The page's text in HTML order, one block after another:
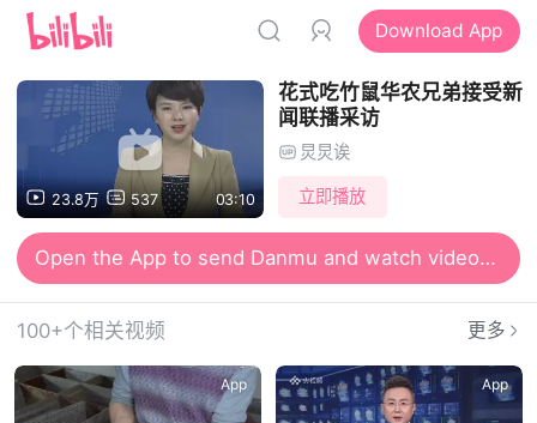
Download App
23.8万 537 03:10
花式吃竹鼠华农兄弟接受新
闻联播采访
炅炅诶
立即播放
Open the App for smooth and high-definition viewing
100+个相关视频 更多
App App